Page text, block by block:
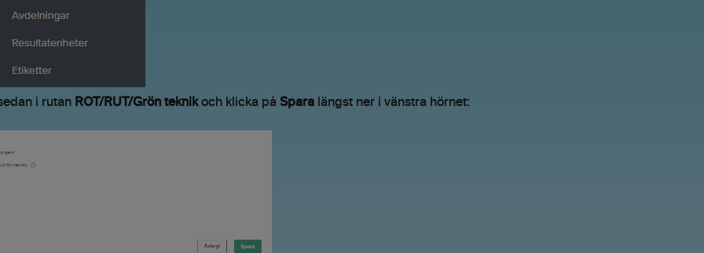
i rutan ROT/RUT/Grön teknikoch klicka på Sparalängst ner i vänstra hörnet: